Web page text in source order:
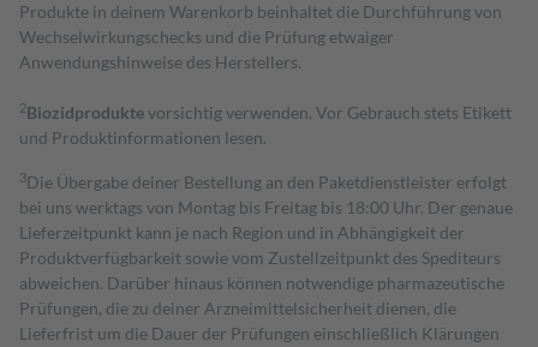
Produkte in deinem Warenkorb beinhaltet die Durchführung von
Wechselwirkungschecks und die Prüfung etwaiger
Anwendungshinweise des Herstellers.
2Biozidproduktevorsichtig verwenden. Vor Gebrauch stets Etikett
und Produktinformationen lesen.
3Die Übergabe deiner Bestellung an den Paketdienstleister erfolgt
bei uns werktags von Montag bis Freitag bis 18:00 Uhr. Der genaue
Lieferzeitpunkt kann je nach Region und in Abhängigkeit der
Produktverfügbarkeit sowie vom Zustellzeitpunkt des Spediteurs
abweichen. Darüber hinaus können notwendige pharmazeutische
Prüfungen, die zu deiner Arzneimittelsicherheit dienen, die
Lieferfrist um die Dauer der Prüfungen einschließlich Klärungen